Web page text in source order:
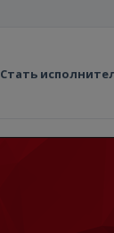
Стать